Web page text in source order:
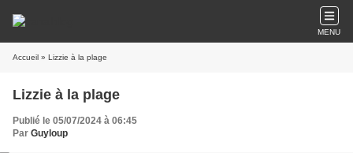
MENU
Accueil » Lizzie à la plage
Lizzie à la plage
Publié le 05/07/2024 à 06:45
Par Guyloup